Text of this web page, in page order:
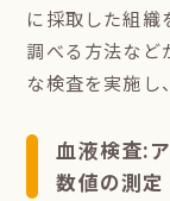
に採取した組織
調べる方法など
な検査を実施し
血液検査:
数値の測定